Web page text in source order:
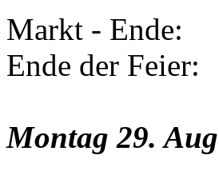
Markt -
Ende der
Montag 29.